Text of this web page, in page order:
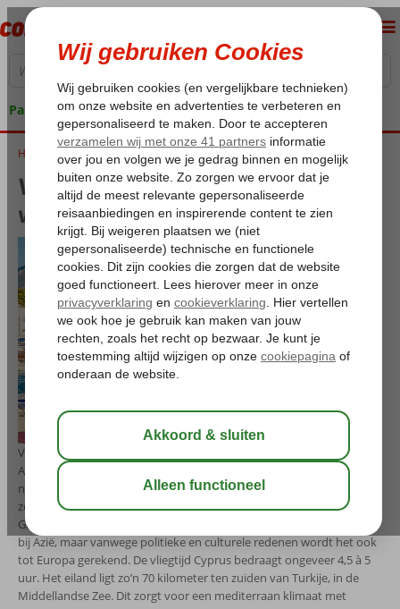
Pakketgarantie
Home Vliegtijd Cyprus - Hoe lang is het vliegen naar Cyprus?
Vliegtijd Cyprus - Hoe lang is het
vliegen naar Cyprus?
Velen kennen Cyprus als het geboorte-eiland van de godin
Aphrodite, godin van de liefde, seksualiteit en vruchtbaarheid. Maar
naast dit bijzondere verhaal, is Cyprus vooral bekend vanwege het
zonzekere klimaat en het feit dat het is opgedeeld in 2 delen: een
Grieks gebied en een Turks gebied. Geografisch gezien hoort Cyprus
bij Azië, maar vanwege politieke en culturele redenen wordt het ook
tot Europa gerekend. De vliegtijd Cyprus bedraagt ongeveer 4,5 à 5
uur. Het eiland ligt zo’n 70 kilometer ten zuiden van Turkije, in de
Middellandse Zee. Dit zorgt voor een mediterraan klimaat met